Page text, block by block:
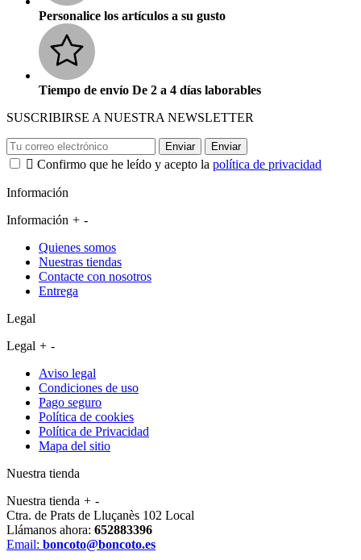
Personalice los artículos a su gusto
Tiempo de envío De 2 a 4 días laborables
SUSCRIBIRSE A NUESTRA NEWSLETTER
Enviar Enviar
 Confirmo que he leído y acepto la política de privacidad
Información
Información + -
Quienes somos
Nuestras tiendas
Contacte con nosotros
Entrega
Legal
Legal + -
Aviso legal
Condiciones de uso
Pago seguro
Política de cookies
Política de Privacidad
Mapa del sitio
Nuestra tienda
Nuestra tienda + -
Ctra. de Prats de Lluçanès 102 Local
Llámanos ahora: 652883396
Email: boncoto@boncoto.es